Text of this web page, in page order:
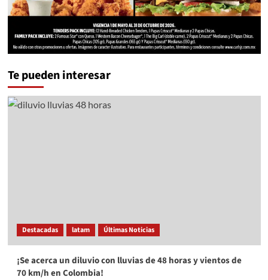
Te pueden interesar
Destacadas latam Últimas Noticias
¡Se acerca un diluvio con lluvias de 48 horas y vientos de
70 km/h en Colombia!